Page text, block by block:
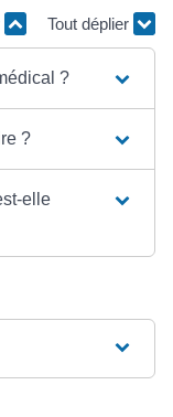
Tout déplier
?
?
elle